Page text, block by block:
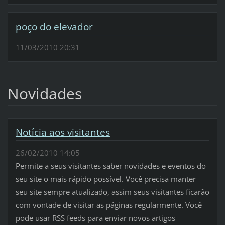
poço do elevador
11/03/2010 20:31
Novidades
Notícia aos visitantes
26/02/2010 14:05
Permite a seus visitantes saber novidades e eventos do
seu site o mais rápido possível. Você precisa manter
seu site sempre atualizado, assim seus visitantes ficarão
com vontade de visitar as páginas regularmente. Você
pode usar RSS feeds para enviar novos artigos